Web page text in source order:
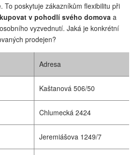
To poskytuje zákazníkům flexibilitu při
v pohodlí svého domova a
vyzvednutí. Jaká je konkrétní
prodejen?
Adresa
Kaštanová 506/50
Chlumecká 2424
Jeremiášova 1249/7